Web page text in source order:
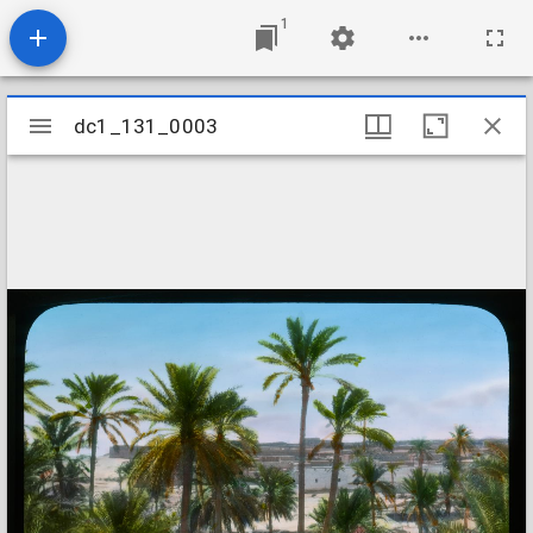
1
Mirador
viewer
dc1_131_0003
dc1_131_0003